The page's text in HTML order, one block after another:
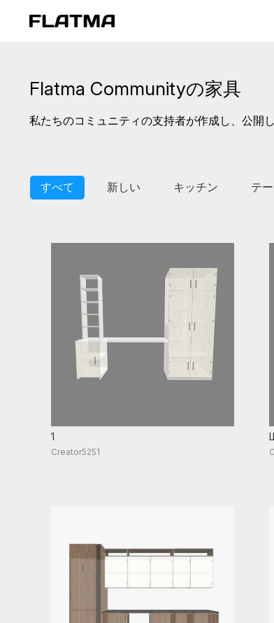
Flatma Communityの家具
私たちのコミュニティの支持者が作成し、公開
すべて 新しい キッチン テ
1
Creator5251